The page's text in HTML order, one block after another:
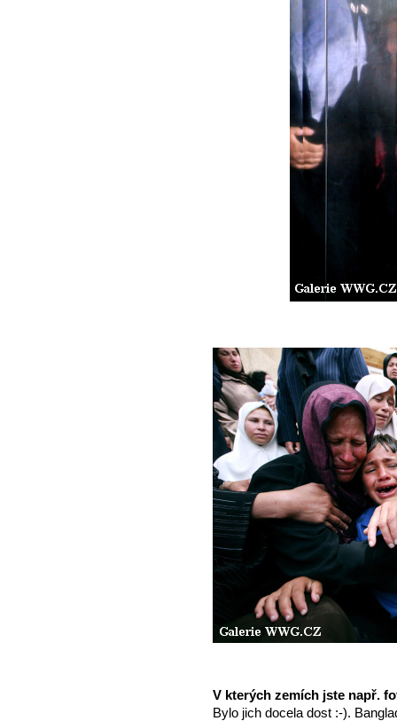
V kterých zemích jste např.
Bylo jich docela dost :-).